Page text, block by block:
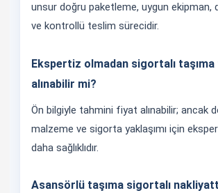
unsur doğru paketleme, uygun ekipman,
ve kontrollü teslim sürecidir.
Ekspertiz olmadan sigortalı taşıma
alınabilir mi?
Ön bilgiyle tahmini fiyat alınabilir; ancak
malzeme ve sigorta yaklaşımı için
daha sağlıklıdır.
Asansörlü taşıma sigortalı